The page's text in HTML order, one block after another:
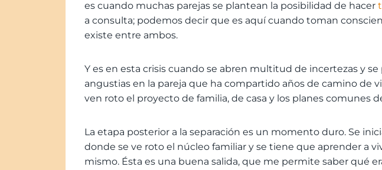
es cuando muchas parejas se plantean la posibilidad de hacer
a consulta; podemos decir que es aquí cuando toman
existe entre ambos.
Y es en esta crisis cuando se abren multitud de incertezas y
angustias en la pareja que ha compartido años de camino de
ven roto el proyecto de familia, de casa y los planes comunes
La etapa posterior a la separación es un momento duro. Se
donde se ve roto el núcleo familiar y se tiene que aprender a
mismo. Ésta es una buena salida, que me permite saber qué